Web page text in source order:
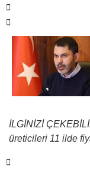
İLGİNİZİ
üreticileri 11 ilde